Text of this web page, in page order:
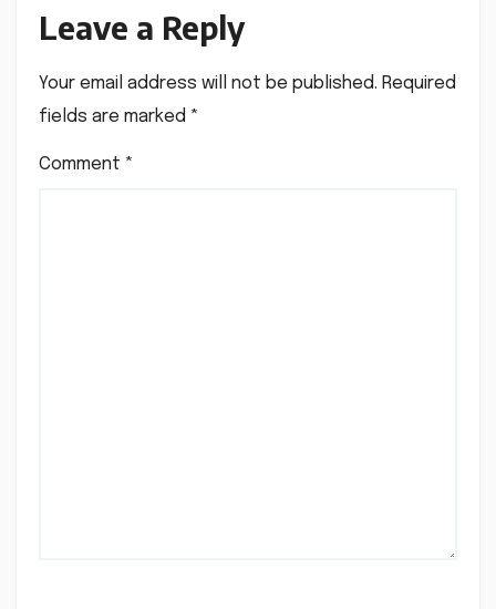
Leave a Reply
Your email address will not be published. Required
fields are marked *
Comment *